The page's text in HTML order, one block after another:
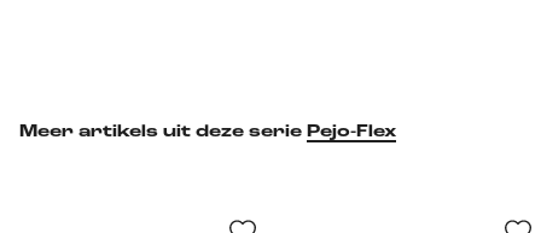
Meer artikels uit deze serie Pejo-Flex